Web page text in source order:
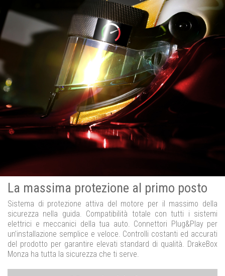
La massima protezione al primo posto
Sistema di protezione attiva del motore per il massimo della
sicurezza nella guida. Compatibilità totale con tutti i sistemi
elettrici e meccanici della tua auto. Connettori Plug&Play per
un’installazione semplice e veloce. Controlli costanti ed accurati
del prodotto per garantire elevati standard di qualità. DrakeBox
Monza ha tutta la sicurezza che ti serve.